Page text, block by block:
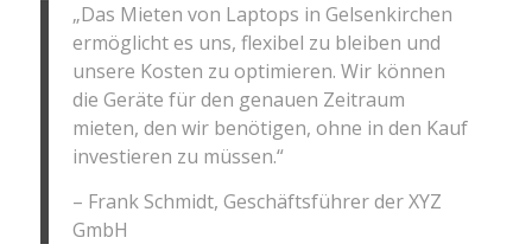
„Das Mieten von Laptops in Gelsenkirchen
ermöglicht es uns, flexibel zu bleiben und
unsere Kosten zu optimieren. Wir können
die Geräte für den genauen Zeitraum
mieten, den wir benötigen, ohne in den Kauf
investieren zu müssen.“
– Frank Schmidt, Geschäftsführer der XYZ
GmbH